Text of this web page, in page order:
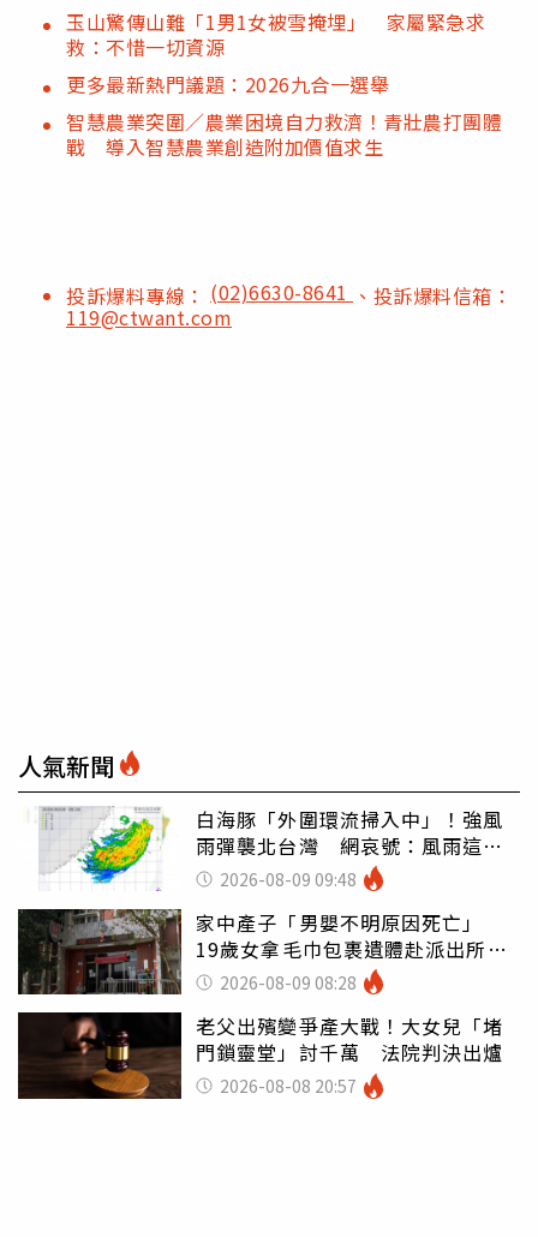
玉山驚傳山難「1男1女被雪掩埋」 家屬緊急求
救：不惜一切資源
更多最新熱門議題：2026九合一選舉
智慧農業突圍／農業困境自力救濟！青壯農打團體
戰 導入智慧農業創造附加價值求生
投訴爆料專線： (02)6630-8641 、投訴爆料信箱：
119@ctwant.com
人氣新聞
白海豚「外圍環流掃入中」！強風
雨彈襲北台灣 網哀號：風雨這麼
大還不放假
2026-08-09 09:48
家中產子「男嬰不明原因死亡」
19歲女拿毛巾包裹遺體赴派出所報
案 2026-08-09 08:28
老父出殯變爭產大戰！大女兒「堵
門鎖靈堂」討千萬 法院判決出爐
2026-08-08 20:57